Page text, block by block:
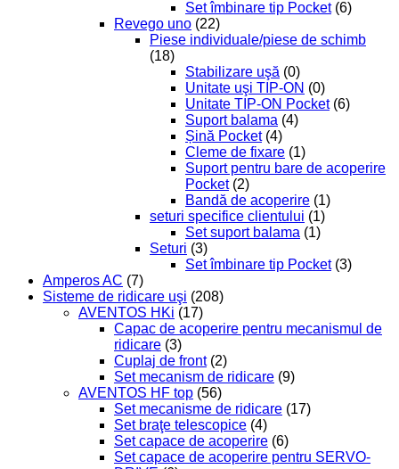
Set îmbinare tip Pocket (6)
Revego uno (22)
Piese individuale/piese de schimb
(18)
Stabilizare uşă (0)
Unitate uşi TIP-ON (0)
Unitate TIP-ON Pocket (6)
Suport balama (4)
Șină Pocket (4)
Cleme de fixare (1)
Suport pentru bare de acoperire
Pocket (2)
Bandă de acoperire (1)
seturi specifice clientului (1)
Set suport balama (1)
Seturi (3)
Set îmbinare tip Pocket (3)
Amperos AC (7)
Sisteme de ridicare uşi (208)
AVENTOS HKi (17)
Capac de acoperire pentru mecanismul de
ridicare (3)
Cuplaj de front (2)
Set mecanism de ridicare (9)
AVENTOS HF top (56)
Set mecanisme de ridicare (17)
Set braţe telescopice (4)
Set capace de acoperire (6)
Set capace de acoperire pentru SERVO-